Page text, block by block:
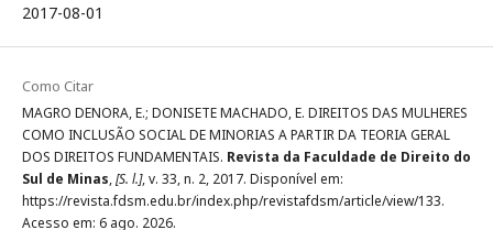
2017-08-01
Como Citar
MAGRO DENORA, E.; DONISETE MACHADO, E. DIREITOS DAS MULHERES
COMO INCLUSÃO SOCIAL DE MINORIAS A PARTIR DA TEORIA GERAL
DOS DIREITOS FUNDAMENTAIS. Revista da Faculdade de Direito do
Sul de Minas,[S. l.], v. 33, n. 2, 2017. Disponível em:
https://revista.fdsm.edu.br/index.php/revistafdsm/article/view/133.
Acesso em: 6 ago. 2026.